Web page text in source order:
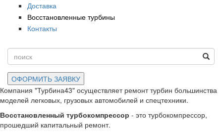
Доставка
Восстановленные турбины
Контакты
Search
Компания "Турбина43" осуществляет ремонт турбин большинства
моделей легковых, грузовых автомобилей и спецтехники.
Восстановленный турбокомпрессор - это турбокомпрессор,
прошедший капитальный ремонт.